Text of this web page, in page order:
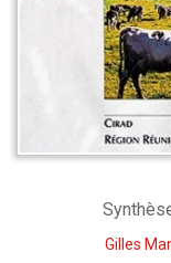
Gilles